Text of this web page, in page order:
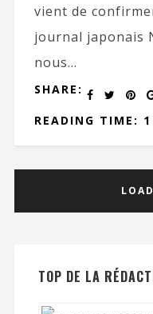
vient de
journal japonais
nous...
SHARE:
READING TIME:
TOP DE LA